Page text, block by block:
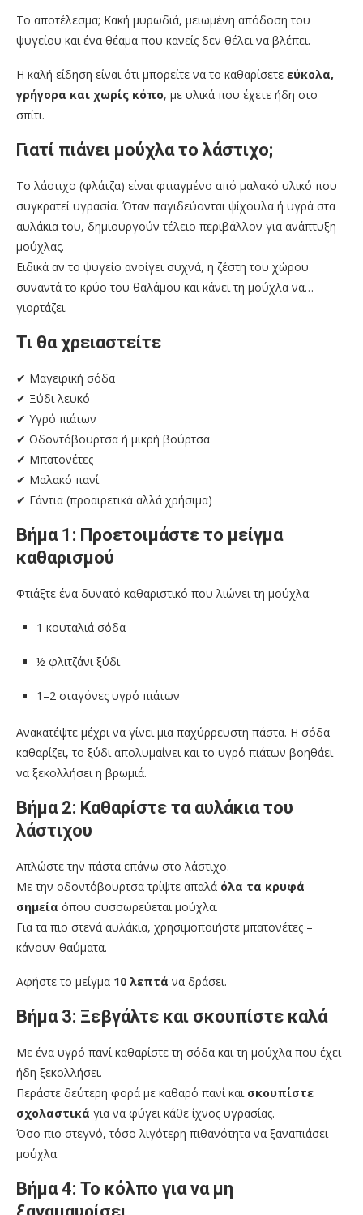
Το αποτέλεσμα; Κακή μυρωδιά, μειωμένη απόδοση του
ψυγείου και ένα θέαμα που κανείς δεν θέλει να βλέπει.
Η καλή είδηση είναι ότι μπορείτε να το καθαρίσετε εύκολα,
γρήγορα και χωρίς κόπο, με υλικά που έχετε ήδη στο
σπίτι.
Γιατί πιάνει μούχλα το λάστιχο;
Το λάστιχο (φλάτζα) είναι φτιαγμένο από μαλακό υλικό που
συγκρατεί υγρασία. Όταν παγιδεύονται ψίχουλα ή υγρά στα
αυλάκια του, δημιουργούν τέλειο περιβάλλον για ανάπτυξη
μούχλας.
Ειδικά αν το ψυγείο ανοίγει συχνά, η ζέστη του χώρου
συναντά το κρύο του θαλάμου και κάνει τη μούχλα να…
γιορτάζει.
Τι θα χρειαστείτε
✔ Μαγειρική σόδα
✔ Ξύδι λευκό
✔ Υγρό πιάτων
✔ Οδοντόβουρτσα ή μικρή βούρτσα
✔ Μπατονέτες
✔ Μαλακό πανί
✔ Γάντια (προαιρετικά αλλά χρήσιμα)
Βήμα 1: Προετοιμάστε το μείγμα
καθαρισμού
Φτιάξτε ένα δυνατό καθαριστικό που λιώνει τη μούχλα:
1 κουταλιά σόδα
½ φλιτζάνι ξύδι
1–2 σταγόνες υγρό πιάτων
Ανακατέψτε μέχρι να γίνει μια παχύρρευστη πάστα. Η σόδα
καθαρίζει, το ξύδι απολυμαίνει και το υγρό πιάτων βοηθάει
να ξεκολλήσει η βρωμιά.
Βήμα 2: Καθαρίστε τα αυλάκια του
λάστιχου
Απλώστε την πάστα επάνω στο λάστιχο.
Με την οδοντόβουρτσα τρίψτε απαλά όλα τα κρυφά
σημεία όπου συσσωρεύεται μούχλα.
Για τα πιο στενά αυλάκια, χρησιμοποιήστε μπατονέτες –
κάνουν θαύματα.
Αφήστε το μείγμα 10 λεπτά να δράσει.
Βήμα 3: Ξεβγάλτε και σκουπίστε καλά
Με ένα υγρό πανί καθαρίστε τη σόδα και τη μούχλα που έχει
ήδη ξεκολλήσει.
Περάστε δεύτερη φορά με καθαρό πανί και σκουπίστε
σχολαστικά για να φύγει κάθε ίχνος υγρασίας.
Όσο πιο στεγνό, τόσο λιγότερη πιθανότητα να ξαναπιάσει
μούχλα.
Βήμα 4: Το κόλπο για να μη